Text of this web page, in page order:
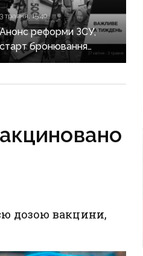
3 травня, 15:40
Анонс реформи ЗСУ,
старт бронювання
коштів на житло для
дозою вакцини,